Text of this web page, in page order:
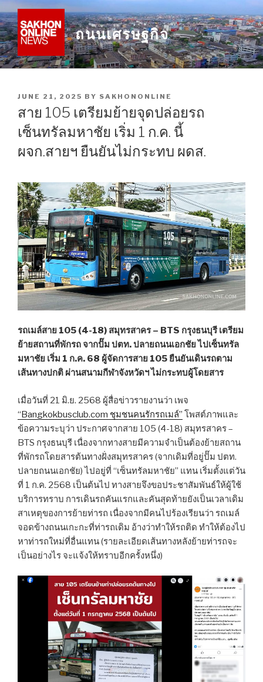
to
content
ถนนเศรษฐกิจ
POSTED
JUNE 21, 2025 BY SAKHONONLINE
สาย 105 เตรียมย้ายจุดปล่อยรถ
เซ็นทรัลมหาชัย เริ่ม 1 ก.ค. นี้
ผจก.สายฯ ยืนยันไม่กระทบ ผดส.
รถเมล์สาย 105 (4-18) สมุทรสาคร – BTS กรุงธนบุรี เตรียม
ย้ายสถานที่พักรถ จากปั๊ม ปตท. ปลายถนนเอกชัย ไปเซ็นทรัล
มหาชัย เริ่ม 1 ก.ค. 68 ผู้จัดการสาย 105 ยืนยันเดินรถตาม
เส้นทางปกติ ผ่านสนามกีฬาจังหวัดฯ ไม่กระทบผู้โดยสาร
เมื่อวันที่ 21 มิ.ย. 2568 ผู้สื่อข่าวรายงานว่า เพจ
“Bangkokbusclub.com ชุมชนคนรักรถเมล์” โพสต์ภาพและ
ข้อความระบุว่า ประกาศจากสาย 105 (4-18) สมุทรสาคร –
BTS กรุงธนบุรี เนื่องจากทางสายมีความจำเป็นต้องย้ายสถาน
ที่พักรถโดยสารต้นทางฝั่งสมุทรสาคร (จากเดิมที่อยู่ปั๊ม ปตท.
ปลายถนนเอกชัย) ไปอยู่ที่ “เซ็นทรัลมหาชัย” แทน เริ่มตั้งแต่วัน
ที่ 1 ก.ค. 2568 เป็นต้นไป ทางสายจึงขอประชาสัมพันธ์ให้ผู้ใช้
บริการทราบ การเดินรถคันแรกและคันสุดท้ายยังเป็นเวลาเดิม
สาเหตุของการย้ายท่ารถ เนื่องจากมีคนไปร้องเรียนว่า รถเมล์
จอดข้างถนนเกะกะที่ท่ารถเดิม อ้างว่าทำให้รถติด ทำให้ต้องไป
หาท่ารถใหม่ที่อื่นแทน (รายละเอียดเส้นทางหลังย้ายท่ารถจะ
เป็นอย่างไร จะแจ้งให้ทราบอีกครั้งหนึ่ง)